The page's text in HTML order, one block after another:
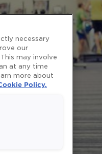
necessary
our
may involve
at any time
more about
Policy.